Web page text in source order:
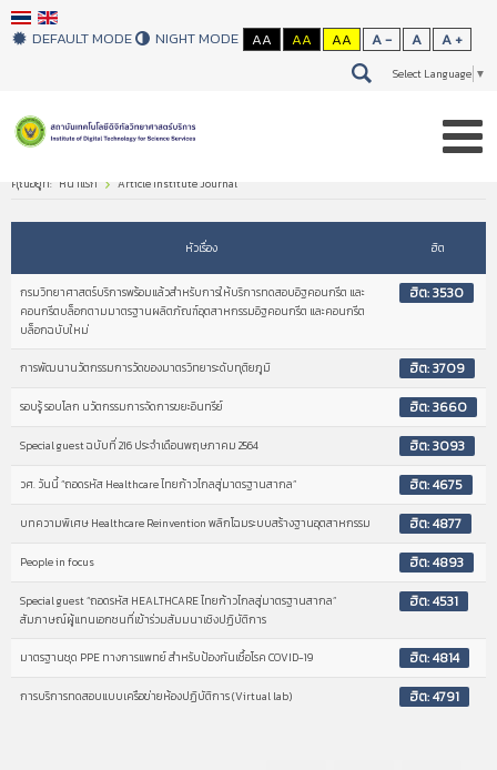
DEFAULT MODE NIGHT MODE AA AA AA A - A A +
Select Language ▼
คุณอยู่ที่: หน้าแรก Article Institute Journal
หัวเรื่อง ฮิต
กรมวิทยาศาสตร์บริการพร้อมแล้วสำหรับการให้บริการทดสอบอิฐคอนกรีต และ
คอนกรีตบล็อกตามมาตรฐานผลิตภัณฑ์อุตสาหกรรมอิฐคอนกรีต และคอนกรีต
บล็อกฉบับใหม่
ฮิต: 3530
การพัฒนานวัตกรรมการวัดของมาตรวิทยาระดับทุติยภูมิ ฮิต: 3709
รอบรู้ รอบโลก นวัตกรรมการจัดการขยะอินทรีย์ ฮิต: 3660
Special guest ฉบับที่ 216 ประจำเดือนพฤษภาคม 2564 ฮิต: 3093
วศ. วันนี้ “ถอดรหัส Healthcare ไทยก้าวไกลสู่มาตรฐานสากล” ฮิต: 4675
บทความพิเศษ Healthcare Reinvention พลิกโฉมระบบสร้างฐานอุตสาหกรรม ฮิต: 4877
People in focus ฮิต: 4893
Special guest “ถอดรหัส HEALTHCARE ไทยก้าวไกลสู่มาตรฐานสากล”
สัมภาษณ์ผู้แทนเอกชนที่เข้าร่วมสัมมนาเชิงปฏิบัติการ
ฮิต: 4531
มาตรฐานชุด PPE ทางการแพทย์ สำหรับป้องกันเชื้อโรค COVID-19 ฮิต: 4814
การบริการทดสอบแบบเครือข่ายห้องปฏิบัติการ (Virtual lab) ฮิต: 4791